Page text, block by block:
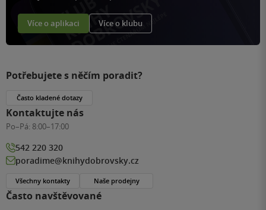
Více o aplikaci Více o klubu
Často navštěvované
Potřebujete s něčím poradit?
Často kladené dotazy
Kontaktujte nás
Po–Pá: 8:00–17:00
542 220 320
poradime@knihydobrovsky.cz
Všechny kontakty Naše prodejny